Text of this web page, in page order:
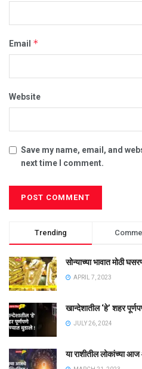
Email *
Website
Save my name, email, and
next time I comment.
Trending
सोन्याच्या भावात मोठी
APRIL 7, 2023
खान्देशातील ‘हे’ शहर
JULY 26, 2024
या राशीतील लोकांच्या